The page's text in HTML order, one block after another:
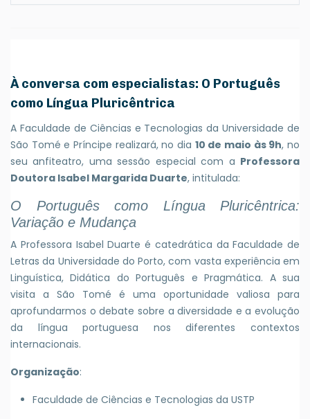
À conversa com especialistas: O Português
como Língua Pluricêntrica
A Faculdade de Ciências e Tecnologias da Universidade de
São Tomé e Príncipe realizará, no dia 10 de maio às 9h, no
seu anfiteatro, uma sessão especial com a Professora
Doutora Isabel Margarida Duarte, intitulada:
O Português como Língua Pluricêntrica:
Variação e Mudança
A Professora Isabel Duarte é catedrática da Faculdade de
Letras da Universidade do Porto, com vasta experiência em
Linguística, Didática do Português e Pragmática. A sua
visita a São Tomé é uma oportunidade valiosa para
aprofundarmos o debate sobre a diversidade e a evolução
da língua portuguesa nos diferentes contextos
internacionais.
Organização:
Faculdade de Ciências e Tecnologias da USTP